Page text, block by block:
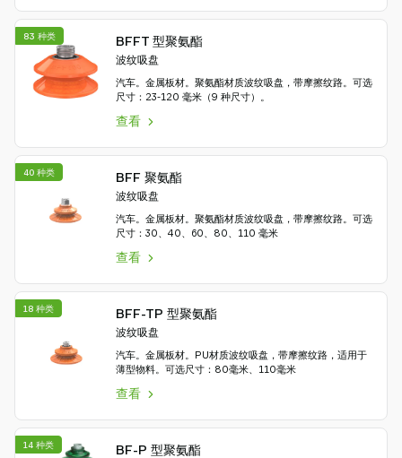
BFFT 型聚氨酯
波纹吸盘
汽车。金属板材。聚氨酯材质波纹吸盘，带摩擦纹路。可选
尺寸：23-120 毫米（9 种尺寸）。
查看
83 种类
BFF 聚氨酯
波纹吸盘
汽车。金属板材。聚氨酯材质波纹吸盘，带摩擦纹路。可选
尺寸：30、40、60、80、110 毫米
查看
40 种类
BFF-TP 型聚氨酯
波纹吸盘
汽车。金属板材。PU材质波纹吸盘，带摩擦纹路，适用于
薄型物料。可选尺寸：80毫米、110毫米
查看
18 种类
BF-P 型聚氨酯
14 种类